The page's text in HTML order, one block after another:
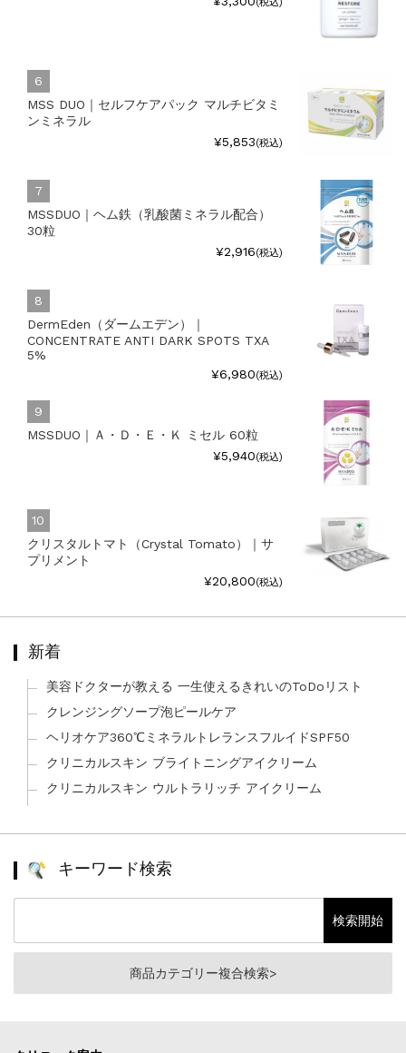
MSS DUO｜セルフケアパック マルチビタミ
ンミネラル
¥5,853(税込)
MSSDUO｜ヘム鉄（乳酸菌ミネラル配合）
30粒
¥2,916(税込)
DermEden（ダームエデン）｜
CONCENTRATE ANTI DARK SPOTS TXA
5%
¥6,980(税込)
MSSDUO｜Ａ・Ｄ・Ｅ・Ｋ ミセル 60粒
¥5,940(税込)
クリスタルトマト（Crystal Tomato）｜サ
プリメント
¥20,800(税込)
新着
美容ドクターが教える 一生使えるきれいのToDoリスト
クレンジングソープ泡ピールケア
ヘリオケア360℃ミネラルトレランスフルイドSPF50
クリニカルスキン ブライトニングアイクリーム
クリニカルスキン ウルトラリッチ アイクリーム
キーワード検索
商品カテゴリー複合検索>